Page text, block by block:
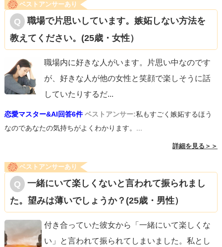
ベストアンサーあり
職場で片思いしています。嫉妬しない方法を
教えてください。(25歳・女性）
職場内に好きな人がいます。片思い中なのです
が、好きな人が他の女性と笑顔で楽しそうに話
していたりするだ...
恋愛マスター&AI回答6件 ベストアンサー:私もすごく嫉妬するほう
なのであなたの気持ちがよくわかります。...
詳細を見る＞＞
ベストアンサーあり
一緒にいて楽しくないと言われて振られまし
た。望みは薄いでしょうか？(25歳・男性）
付き合っていた彼女から「一緒にいて楽しくな
い」と言われて振られてしまいました。私とし